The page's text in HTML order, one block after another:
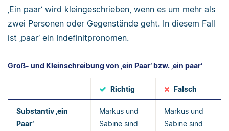
‚Ein paar‘ wird kleingeschrieben, wenn es um mehr als
zwei Personen oder Gegenstände geht. In diesem Fall
ist ‚paar‘ ein Indefinitpronomen.
Groß- und Kleinschreibung von ‚ein Paar‘ bzw. ‚ein paar‘
Richtig Falsch
Substantiv ‚ein
Paar‘
Markus und
Sabine sind
Markus und
Sabine sind